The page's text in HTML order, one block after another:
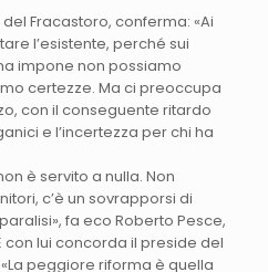
Fracastoro, conferma: «Ai
l’esistente, perché sui
impone non possiamo
certezze. Ma ci preoccupa
con il conseguente ritardo
e l’incertezza per chi ha
è servito a nulla. Non
c’è un sovrapporsi di
fa eco Roberto Pesce,
con lui concorda il preside del
peggiore riforma è quella